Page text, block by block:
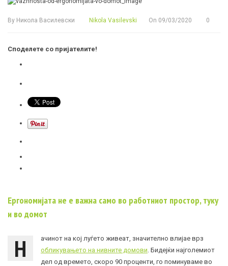
By Никола Василевски Nikola Vasilevski On 09/03/2020 0
Споделете со пријателите!
Ергономијата не е важна само во работниот простор, туку
и во домот
Н
ачинот на кој луѓето живеат, значително влијае врз
обликувањето на нивните домови . Бидејќи најголемиот
дел од времето, скоро 90 проценти, го поминуваме во